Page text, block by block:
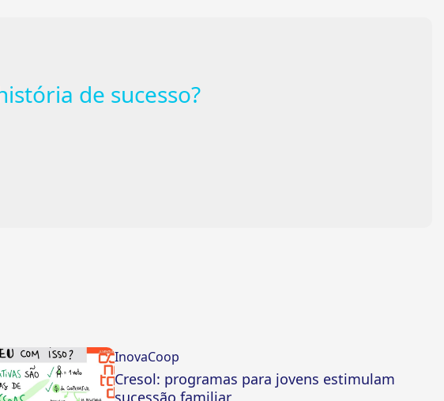
de sucesso?
InovaCoop
Cresol: programas para jovens estimulam
sucessão familiar